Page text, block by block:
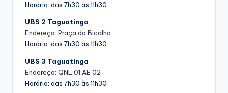
Horário: das 7h30 às 11h30
UBS 2 Taguatinga
Endereço: Praça do Bicalho
Horário: das 7h30 às 11h30
UBS 3 Taguatinga
Endereço: QNL 01 AE 02
Horário: das 7h30 às 11h30